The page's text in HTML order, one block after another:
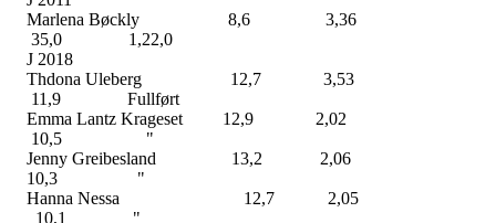
Marlena Bøckly 8,6 3,36
35,0 1,22,0
J 2018
Thdona Uleberg 12,7 3,53
11,9 Fullført
Emma Lantz Krageset 12,9 2,02
10,5 "
Jenny Greibesland 13,2 2,06
10,3 "
Hanna Nessa 12,7
10,1 "